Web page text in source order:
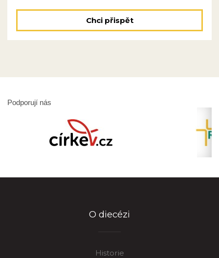
Chci přispět
Podporují nás
O diecézi
Historie